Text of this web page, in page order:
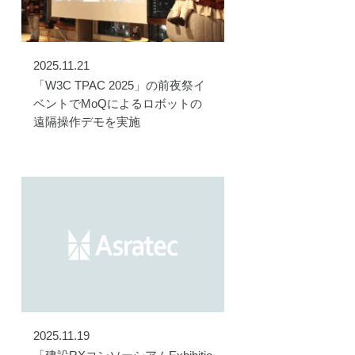
2025.11.21
「W3C TPAC 2025」の前夜祭イ
ベントでMoQによるロボットの
遠隔操作デモを実施
2025.11.19